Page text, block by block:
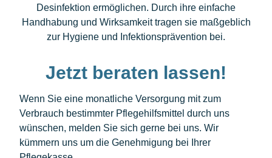
Desinfektion ermöglichen. Durch ihre einfache
Handhabung und Wirksamkeit tragen sie maßgeblich
zur Hygiene und Infektionsprävention bei.
Jetzt beraten lassen!
Wenn Sie eine monatliche Versorgung mit zum
Verbrauch bestimmter Pflegehilfsmittel durch uns
wünschen, melden Sie sich gerne bei uns. Wir
kümmern uns um die Genehmigung bei Ihrer